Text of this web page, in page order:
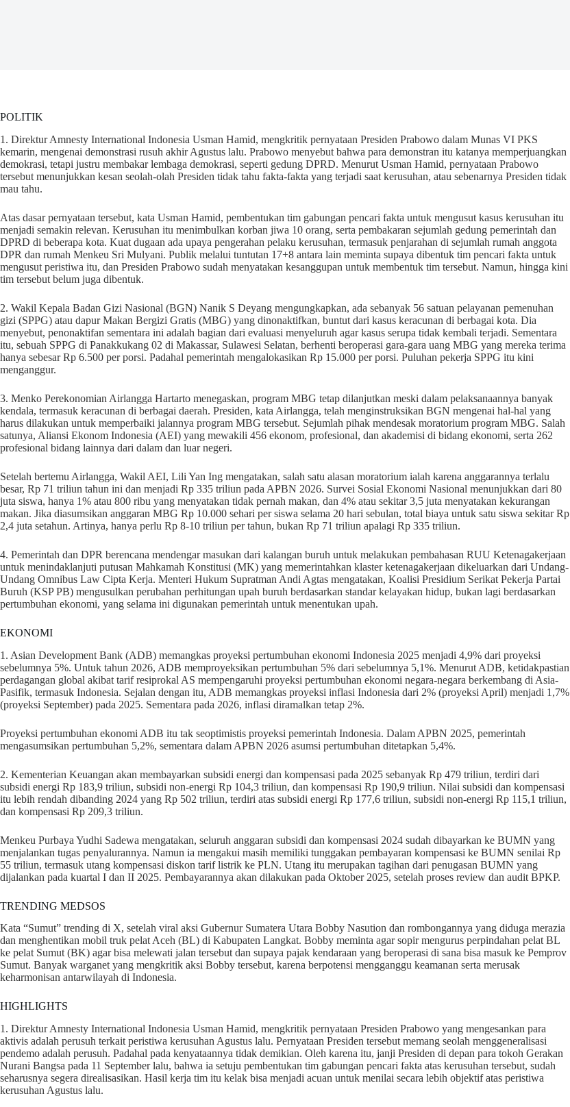
POLITIK
1. Direktur Amnesty International Indonesia Usman Hamid, mengkritik pernyataan Presiden Prabowo dalam Munas VI PKS
kemarin, mengenai demonstrasi rusuh akhir Agustus lalu. Prabowo menyebut bahwa para demonstran itu katanya memperjuangkan
demokrasi, tetapi justru membakar lembaga demokrasi, seperti gedung DPRD. Menurut Usman Hamid, pernyataan Prabowo
tersebut menunjukkan kesan seolah-olah Presiden tidak tahu fakta-fakta yang terjadi saat kerusuhan, atau sebenarnya Presiden tidak
mau tahu.
Atas dasar pernyataan tersebut, kata Usman Hamid, pembentukan tim gabungan pencari fakta untuk mengusut kasus kerusuhan itu
menjadi semakin relevan. Kerusuhan itu menimbulkan korban jiwa 10 orang, serta pembakaran sejumlah gedung pemerintah dan
DPRD di beberapa kota. Kuat dugaan ada upaya pengerahan pelaku kerusuhan, termasuk penjarahan di sejumlah rumah anggota
DPR dan rumah Menkeu Sri Mulyani. Publik melalui tuntutan 17+8 antara lain meminta supaya dibentuk tim pencari fakta untuk
mengusut peristiwa itu, dan Presiden Prabowo sudah menyatakan kesanggupan untuk membentuk tim tersebut. Namun, hingga kini
tim tersebut belum juga dibentuk.
2. Wakil Kepala Badan Gizi Nasional (BGN) Nanik S Deyang mengungkapkan, ada sebanyak 56 satuan pelayanan pemenuhan
gizi (SPPG) atau dapur Makan Bergizi Gratis (MBG) yang dinonaktifkan, buntut dari kasus keracunan di berbagai kota. Dia
menyebut, penonaktifan sementara ini adalah bagian dari evaluasi menyeluruh agar kasus serupa tidak kembali terjadi. Sementara
itu, sebuah SPPG di Panakkukang 02 di Makassar, Sulawesi Selatan, berhenti beroperasi gara-gara uang MBG yang mereka terima
hanya sebesar Rp 6.500 per porsi. Padahal pemerintah mengalokasikan Rp 15.000 per porsi. Puluhan pekerja SPPG itu kini
menganggur.
3. Menko Perekonomian Airlangga Hartarto menegaskan, program MBG tetap dilanjutkan meski dalam pelaksanaannya banyak
kendala, termasuk keracunan di berbagai daerah. Presiden, kata Airlangga, telah menginstruksikan BGN mengenai hal-hal yang
harus dilakukan untuk memperbaiki jalannya program MBG tersebut. Sejumlah pihak mendesak moratorium program MBG. Salah
satunya, Aliansi Ekonom Indonesia (AEI) yang mewakili 456 ekonom, profesional, dan akademisi di bidang ekonomi, serta 262
profesional bidang lainnya dari dalam dan luar negeri.
Setelah bertemu Airlangga, Wakil AEI, Lili Yan Ing mengatakan, salah satu alasan moratorium ialah karena anggarannya terlalu
besar, Rp 71 triliun tahun ini dan menjadi Rp 335 triliun pada APBN 2026. Survei Sosial Ekonomi Nasional menunjukkan dari 80
juta siswa, hanya 1% atau 800 ribu yang menyatakan tidak pernah makan, dan 4% atau sekitar 3,5 juta menyatakan kekurangan
makan. Jika diasumsikan anggaran MBG Rp 10.000 sehari per siswa selama 20 hari sebulan, total biaya untuk satu siswa sekitar Rp
2,4 juta setahun. Artinya, hanya perlu Rp 8-10 triliun per tahun, bukan Rp 71 triliun apalagi Rp 335 triliun.
4. Pemerintah dan DPR berencana mendengar masukan dari kalangan buruh untuk melakukan pembahasan RUU Ketenagakerjaan
untuk menindaklanjuti putusan Mahkamah Konstitusi (MK) yang memerintahkan klaster ketenagakerjaan dikeluarkan dari Undang-
Undang Omnibus Law Cipta Kerja. Menteri Hukum Supratman Andi Agtas mengatakan, Koalisi Presidium Serikat Pekerja Partai
Buruh (KSP PB) mengusulkan perubahan perhitungan upah buruh berdasarkan standar kelayakan hidup, bukan lagi berdasarkan
pertumbuhan ekonomi, yang selama ini digunakan pemerintah untuk menentukan upah.
EKONOMI
1. Asian Development Bank (ADB) memangkas proyeksi pertumbuhan ekonomi Indonesia 2025 menjadi 4,9% dari proyeksi
sebelumnya 5%. Untuk tahun 2026, ADB memproyeksikan pertumbuhan 5% dari sebelumnya 5,1%. Menurut ADB, ketidakpastian
perdagangan global akibat tarif resiprokal AS mempengaruhi proyeksi pertumbuhan ekonomi negara-negara berkembang di Asia-
Pasifik, termasuk Indonesia. Sejalan dengan itu, ADB memangkas proyeksi inflasi Indonesia dari 2% (proyeksi April) menjadi 1,7%
(proyeksi September) pada 2025. Sementara pada 2026, inflasi diramalkan tetap 2%.
Proyeksi pertumbuhan ekonomi ADB itu tak seoptimistis proyeksi pemerintah Indonesia. Dalam APBN 2025, pemerintah
mengasumsikan pertumbuhan 5,2%, sementara dalam APBN 2026 asumsi pertumbuhan ditetapkan 5,4%.
2. Kementerian Keuangan akan membayarkan subsidi energi dan kompensasi pada 2025 sebanyak Rp 479 triliun, terdiri dari
subsidi energi Rp 183,9 triliun, subsidi non-energi Rp 104,3 triliun, dan kompensasi Rp 190,9 triliun. Nilai subsidi dan kompensasi
itu lebih rendah dibanding 2024 yang Rp 502 triliun, terdiri atas subsidi energi Rp 177,6 triliun, subsidi non-energi Rp 115,1 triliun,
dan kompensasi Rp 209,3 triliun.
Menkeu Purbaya Yudhi Sadewa mengatakan, seluruh anggaran subsidi dan kompensasi 2024 sudah dibayarkan ke BUMN yang
menjalankan tugas penyalurannya. Namun ia mengakui masih memiliki tunggakan pembayaran kompensasi ke BUMN senilai Rp
55 triliun, termasuk utang kompensasi diskon tarif listrik ke PLN. Utang itu merupakan tagihan dari penugasan BUMN yang
dijalankan pada kuartal I dan II 2025. Pembayarannya akan dilakukan pada Oktober 2025, setelah proses review dan audit BPKP.
TRENDING MEDSOS
Kata “Sumut” trending di X, setelah viral aksi Gubernur Sumatera Utara Bobby Nasution dan rombongannya yang diduga merazia
dan menghentikan mobil truk pelat Aceh (BL) di Kabupaten Langkat. Bobby meminta agar sopir mengurus perpindahan pelat BL
ke pelat Sumut (BK) agar bisa melewati jalan tersebut dan supaya pajak kendaraan yang beroperasi di sana bisa masuk ke Pemprov
Sumut. Banyak warganet yang mengkritik aksi Bobby tersebut, karena berpotensi mengganggu keamanan serta merusak
keharmonisan antarwilayah di Indonesia.
HIGHLIGHTS
1. Direktur Amnesty International Indonesia Usman Hamid, mengkritik pernyataan Presiden Prabowo yang mengesankan para
aktivis adalah perusuh terkait peristiwa kerusuhan Agustus lalu. Pernyataan Presiden tersebut memang seolah menggeneralisasi
pendemo adalah perusuh. Padahal pada kenyataannya tidak demikian. Oleh karena itu, janji Presiden di depan para tokoh Gerakan
Nurani Bangsa pada 11 September lalu, bahwa ia setuju pembentukan tim gabungan pencari fakta atas kerusuhan tersebut, sudah
seharusnya segera direalisasikan. Hasil kerja tim itu kelak bisa menjadi acuan untuk menilai secara lebih objektif atas peristiwa
kerusuhan Agustus lalu.